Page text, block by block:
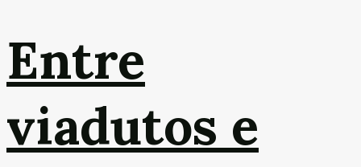
Entre
viadutos e